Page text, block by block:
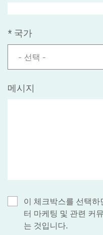
* 국가
- 선택 -
메시지
이 체크박스를 선택
터 마케팅 및 관련 커
는 것입니다.